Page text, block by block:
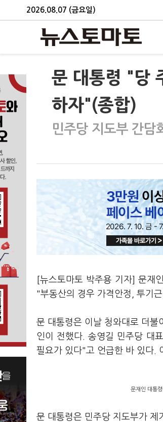
2026.08.07 (금요일)
문 대통령 "당
하자"(종합)
민주당 지도부 간담
[뉴스토마토 박주용 기자] 문재
"부동산의 경우 가격안정, 투기
문 대통령은 이날 청와대로 더불
인이 전했다. 송영길 민주당 대
필요가 있다"고 언급한 바 있다.
문재인 대통
문 대통령은 민주당 지도부가 제